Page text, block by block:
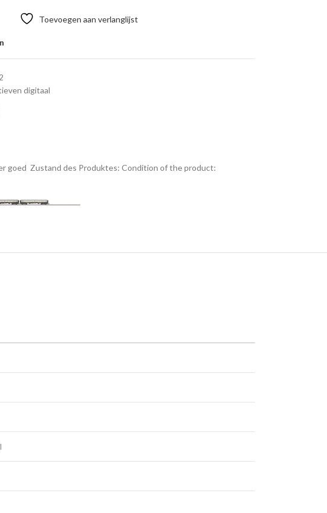
Toevoegen aan verlanglijst
digitaal
goed Zustand des Produktes: Condition of the product: